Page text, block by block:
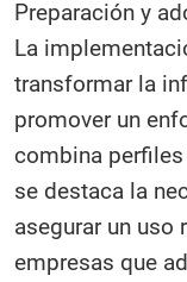
Preparación y
La
transformar la
promover un
combina
se destaca la
asegurar un uso
empresas que